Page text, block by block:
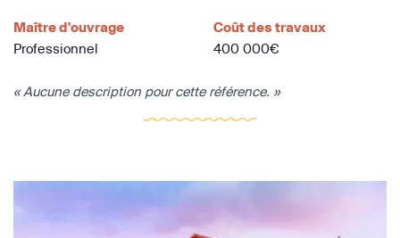
Maître d'ouvrage
Professionnel
Coût des travaux
400 000€
« Aucune description pour cette référence. »